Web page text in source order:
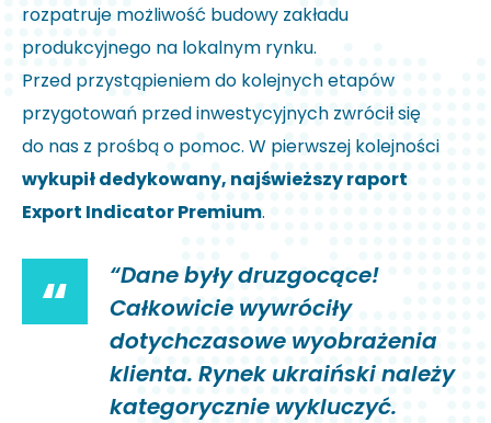
rozpatruje możliwość budowy zakładu
produkcyjnego na lokalnym rynku.
Przed przystąpieniem do kolejnych etapów
przygotowań przed inwestycyjnych zwrócił się
do nas z prośbą o pomoc. W pierwszej kolejności
wykupił dedykowany, najświeższy raport
Export Indicator Premium.
“
“Dane były druzgocące!
Całkowicie wywróciły
dotychczasowe wyobrażenia
klienta. Rynek ukraiński należy
kategorycznie wykluczyć.